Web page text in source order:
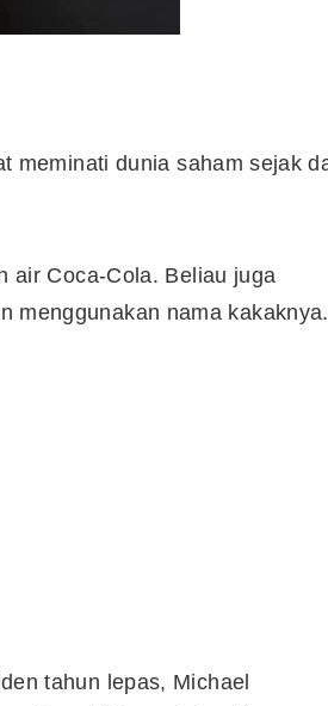
meminati dunia saham sejak
air Coca-Cola. Beliau juga
menggunakan nama kakaknya.
tahun lepas, Michael